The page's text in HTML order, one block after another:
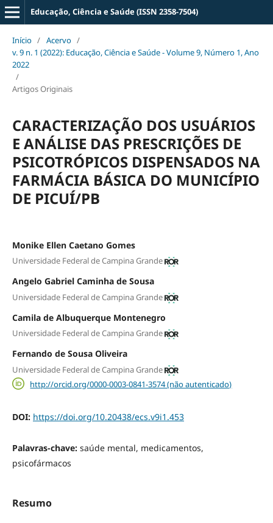
Educação, Ciência e Saúde (ISSN 2358-7504)
Início / Acervo /
v. 9 n. 1 (2022): Educação, Ciência e Saúde - Volume 9, Número 1, Ano
2022
/
Artigos Originais
CARACTERIZAÇÃO DOS USUÁRIOS
E ANÁLISE DAS PRESCRIÇÕES DE
PSICOTRÓPICOS DISPENSADOS NA
FARMÁCIA BÁSICA DO MUNICÍPIO
DE PICUÍ/PB
Monike Ellen Caetano Gomes
Universidade Federal de Campina Grande
Angelo Gabriel Caminha de Sousa
Universidade Federal de Campina Grande
Camila de Albuquerque Montenegro
Universidade Federal de Campina Grande
Fernando de Sousa Oliveira
Universidade Federal de Campina Grande
http://orcid.org/0000-0003-0841-3574 (não autenticado)
DOI: https://doi.org/10.20438/ecs.v9i1.453
Palavras-chave: saúde mental, medicamentos,
psicofármacos
Resumo